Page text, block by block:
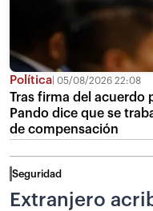
Política 05/08/2026 22:08
Tras firma del acuerdo
Pando dice que se
de compensación
Seguridad
Extranjero